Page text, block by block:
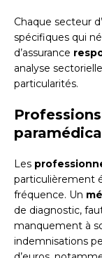
Chaque secteur
spécifiques qui
d’assurance
analyse
particularités.
Les
particulièrement
fréquence. Un
de diagnostic,
manquement à
indemnisations